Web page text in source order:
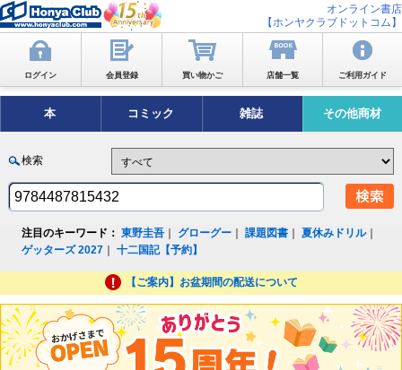
オンライン書店
【ホンヤクラブドットコム】
ログイン 会員登録 買い物かご 店舗一覧 ご利用ガイド
本 コミック 雑誌 その他商材
検索
注目のキーワード： 東野圭吾 グローグー ｜課題図書 ｜夏休みドリル｜
ゲッターズ 2027 ｜十二国記【予約】
【ご案内】お盆期間の配送について